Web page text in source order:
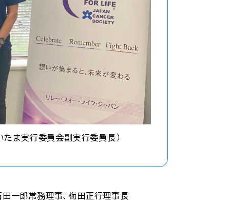
ま実行委員会副実行委員長）
田一郎常務理事、梅田正行理事長